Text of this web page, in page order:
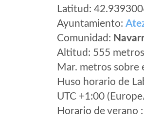
Latitud:
Ayuntamiento:
Comunidad:
Altitud: 555
Mar. metros sobre
Huso horario de
UTC +1:00
Horario de verano